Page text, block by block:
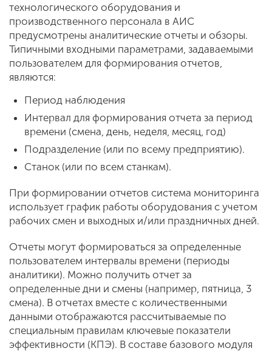
технологического оборудования и
производственного персонала в АИС
предусмотрены аналитические отчеты и обзоры.
Типичными входными параметрами, задаваемыми
пользователем для формирования отчетов,
являются:
Период наблюдения
Интервал для формирования отчета за период
времени (смена, день, неделя, месяц, год)
Подразделение (или по всему предприятию).
Станок (или по всем станкам).
При формировании отчетов система мониторинга
использует график работы оборудования с учетом
рабочих смен и выходных и/или праздничных дней.
Отчеты могут формироваться за определенные
пользователем интервалы времени (периоды
аналитики). Можно получить отчет за
определенные дни и смены (например, пятница, 3
смена). В отчетах вместе с количественными
данными отображаются рассчитываемые по
специальным правилам ключевые показатели
эффективности (КПЭ). В составе базового модуля